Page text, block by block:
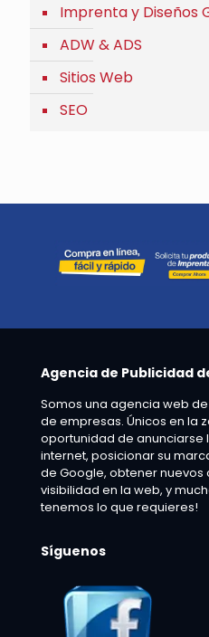
Imprenta y Diseños
ADW & ADS
Sitios Web
SEO
Agencia de Publicidad
Somos una agencia web
de empresas. Únicos en la
oportunidad de anunciarse
internet, posicionar su
de Google, obtener nuevos
visibilidad en la web, y
tenemos lo que requieres!
Síguenos